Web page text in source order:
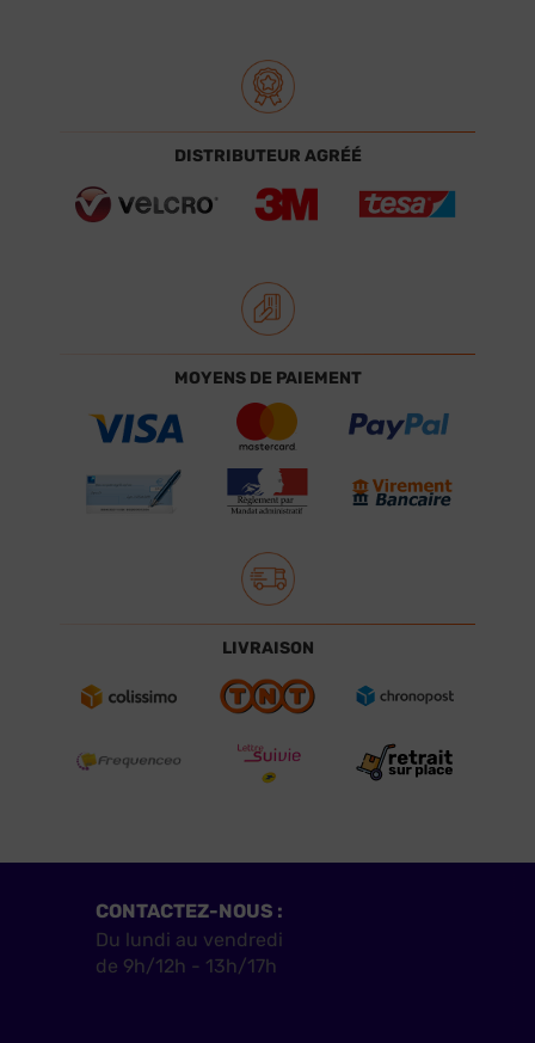
DISTRIBUTEUR AGRÉÉ
MOYENS DE PAIEMENT
LIVRAISON
CONTACTEZ-NOUS :
Du lundi au vendredi
de 9h/12h - 13h/17h